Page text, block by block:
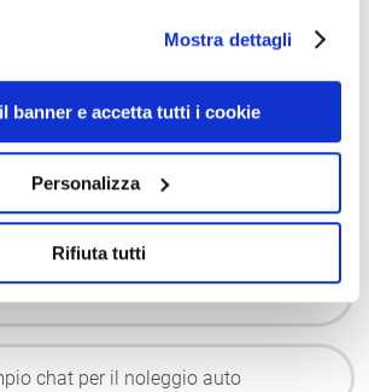
Mostra dettagli
banner e accetta tutti i cookie
Personalizza
Rifiuta tutti
appuntamento in officina
con WhatsApp
appuntamento in concessionaria.
Ti risponderà GAIA!
chat per il noleggio auto